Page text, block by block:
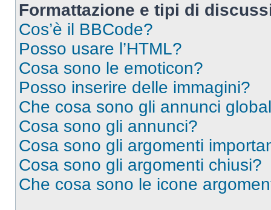
Formattazione e tipi di
Cos’è il BBCode?
Posso usare l’HTML?
Cosa sono le emoticon?
Posso inserire delle immagini?
Che cosa sono gli annunci
Cosa sono gli annunci?
Cosa sono gli argomenti
Cosa sono gli argomenti chiusi?
Che cosa sono le icone